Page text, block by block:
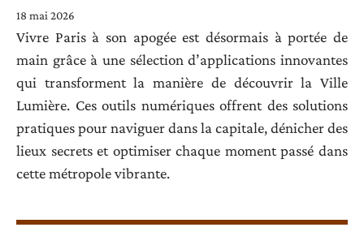
18 mai 2026
Vivre Paris à son apogée est désormais à portée de
main grâce à une sélection d’applications innovantes
qui transforment la manière de découvrir la Ville
Lumière. Ces outils numériques offrent des solutions
pratiques pour naviguer dans la capitale, dénicher des
lieux secrets et optimiser chaque moment passé dans
cette métropole vibrante.